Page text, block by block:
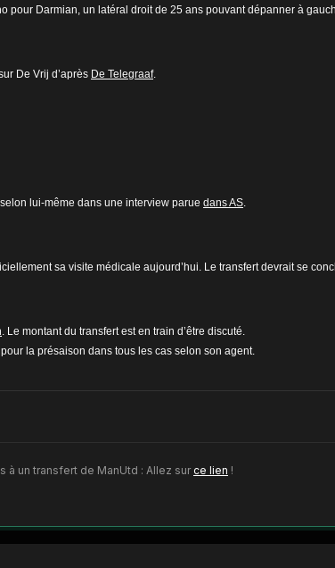
pour Darmian, un latéral droit de 25 ans pouvant dépanner à
De Vrij d’après De Telegraaf.
lui-même dans une interview parue dans AS.
sa visite médicale aujourd’hui. Le transfert devrait se
. Le montant du transfert est en train d’être discuté.
la présaison dans tous les cas selon son agent.
à un transfert de ManUtd : Allez sur ce lien !